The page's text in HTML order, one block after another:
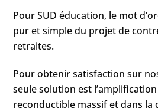
Pour SUD éducation, le mot
pur et simple du projet de
retraites.
Pour obtenir satisfaction sur
seule solution est
reconductible massif et dans